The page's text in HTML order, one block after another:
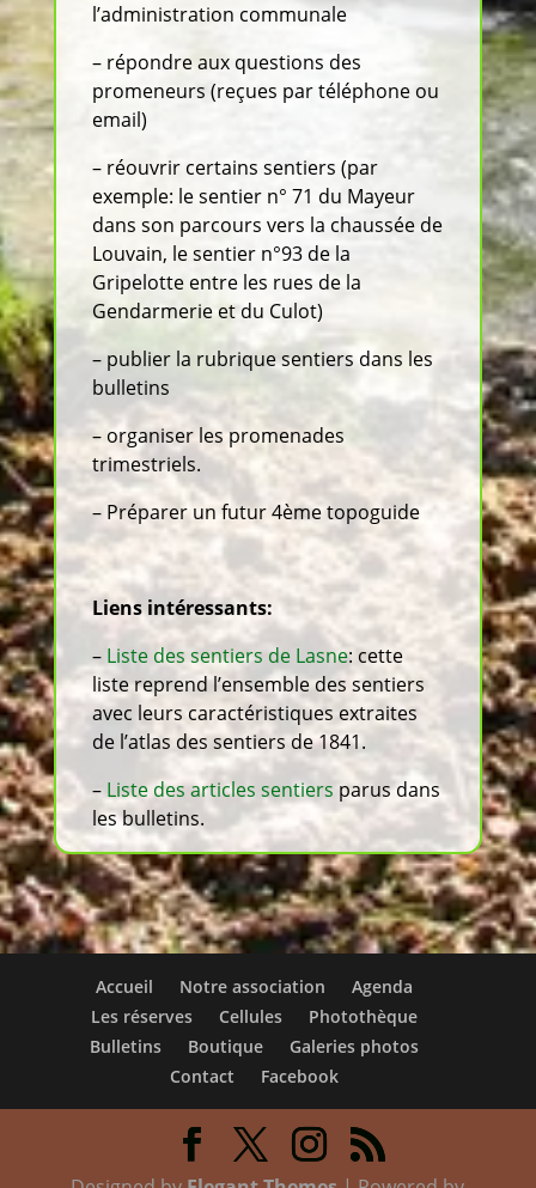
l’administration communale
– répondre aux questions des
promeneurs (reçues par téléphone ou
email)
– réouvrir certains sentiers (par
exemple: le sentier n° 71 du Mayeur
dans son parcours vers la chaussée de
Louvain, le sentier n°93 de la
Gripelotte entre les rues de la
Gendarmerie et du Culot)
– publier la rubrique sentiers dans les
bulletins
– organiser les promenades
trimestriels.
– Préparer un futur 4ème topoguide
Liens intéressants:
– Liste des sentiers de Lasne: cette
liste reprend l’ensemble des sentiers
avec leurs caractéristiques extraites
de l’atlas des sentiers de 1841.
– Liste des articles sentiers parus dans
les bulletins.
Accueil Notre association
Agenda
Les réserves
Cellules
Photothèque
Bulletins
Boutique
Galeries photos
Contact
Facebook